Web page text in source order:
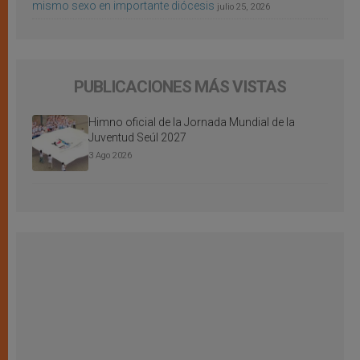
mismo sexo en importante diócesis julio 25, 2026
PUBLICACIONES MÁS VISTAS
Himno oficial de la Jornada Mundial de la
Juventud Seúl 2027
3 Ago 2026